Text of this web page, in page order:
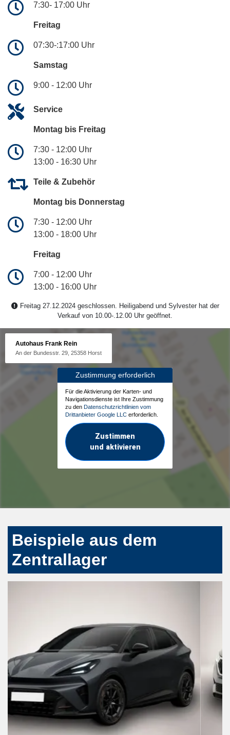
7:30- 17:00 Uhr
Freitag
07:30-:17:00 Uhr
Samstag
9:00 - 12:00 Uhr
Service
Montag bis Freitag
7:30 - 12:00 Uhr
13:00 - 16:30 Uhr
Teile & Zubehör
Montag bis Donnerstag
7:30 - 12:00 Uhr
13:00 - 18:00 Uhr
Freitag
7:00 - 12:00 Uhr
13:00 - 16:00 Uhr
Freitag 27.12.2024 geschlossen. Heiligabend und Sylvester hat der
Verkauf von 10.00-.12.00 Uhr geöffnet.
Autohaus Frank Rein
An der Bundesstr. 29, 25358 Horst
Zustimmung erforderlich
Für die Aktivierung der Karten- und
Navigationsdienste ist Ihre Zustimmung
zu den Datenschutzrichtlinien vom
Drittanbieter Google LLC erforderlich.
Zustimmen
und aktivieren
Beispiele aus dem
Zentrallager